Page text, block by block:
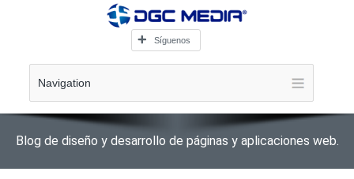
Síguenos
Navigation
Blog de diseño y desarrollo de páginas y aplicaciones web.